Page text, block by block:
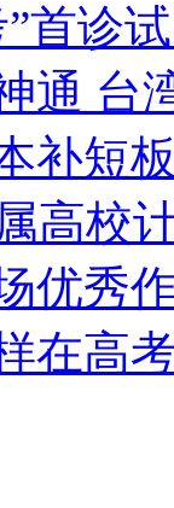
首诊
通 台
补短
高校
优秀
在高